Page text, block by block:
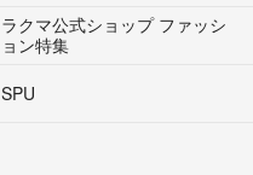
ラクマ公式ショップ ファッシ
ョン特集
SPU